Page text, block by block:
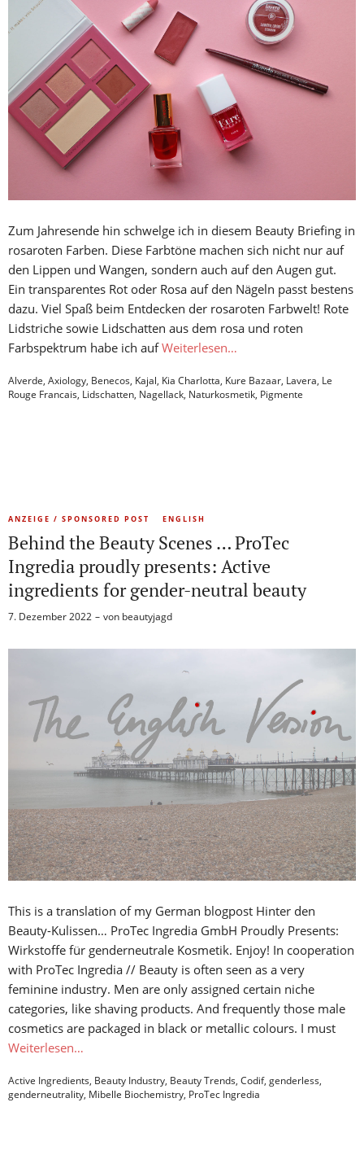
Zum Jahresende hin schwelge ich in diesem Beauty Briefing in
rosaroten Farben. Diese Farbtöne machen sich nicht nur auf
den Lippen und Wangen, sondern auch auf den Augen gut.
Ein transparentes Rot oder Rosa auf den Nägeln passt bestens
dazu. Viel Spaß beim Entdecken der rosaroten Farbwelt! Rote
Lidstriche sowie Lidschatten aus dem rosa und roten
Farbspektrum habe ich aufWeiterlesen…
Alverde, Axiology, Benecos, Kajal, Kia Charlotta, Kure Bazaar, Lavera, Le
Rouge Francais, Lidschatten, Nagellack, Naturkosmetik, Pigmente
ANZEIGE / SPONSORED POST ENGLISH
Behind the Beauty Scenes … ProTec
Ingredia proudly presents: Active
ingredients for gender-neutral beauty
7. Dezember 2022 von beautyjagd
This is a translation of my German blogpost Hinter den
Beauty-Kulissen… ProTec Ingredia GmbH Proudly Presents:
Wirkstoffe für genderneutrale Kosmetik. Enjoy! In cooperation
with ProTec Ingredia // Beauty is often seen as a very
feminine industry. Men are only assigned certain niche
categories, like shaving products. And frequently those male
cosmetics are packaged in black or metallic colours. I must
Weiterlesen…
Active Ingredients, Beauty Industry, Beauty Trends, Codif, genderless,
genderneutrality, Mibelle Biochemistry, ProTec Ingredia